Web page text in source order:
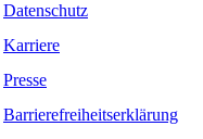
Datenschutz
Karriere
Presse
Barrierefreiheitserklärung